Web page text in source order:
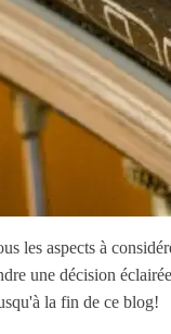
les aspects à
une décision
la fin de ce blog!